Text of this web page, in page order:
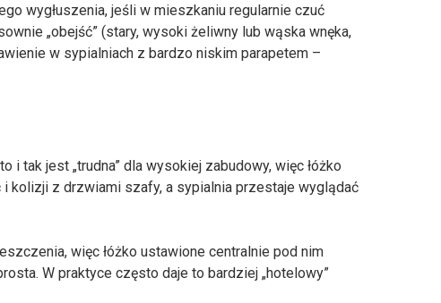
wygłuszenia, jeśli w mieszkaniu regularnie czuć
„obejść” (stary, wysoki żeliwny lub wąska wnęka,
w sypialniach z bardzo niskim parapetem –
tak jest „trudna” dla wysokiej zabudowy, więc łóżko
kolizji z drzwiami szafy, a sypialnia przestaje wyglądać
więc łóżko ustawione centralnie pod nim
W praktyce często daje to bardziej „hotelowy”